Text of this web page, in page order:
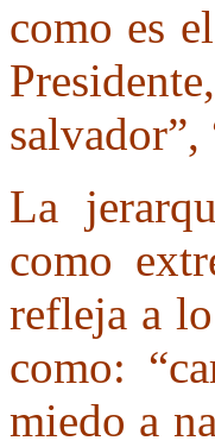
como es
salvador”,
La
como
refleja a
como:
miedo a